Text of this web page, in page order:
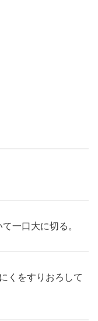
一口大に切る。
くをすりおろして